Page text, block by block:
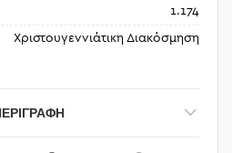
1.174
Χριστουγεννιάτικη Διακόσμηση